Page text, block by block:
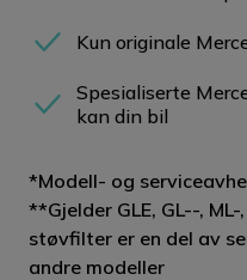
Kun originale
Spesialiserte
kan din bil
*Modell- og
**Gjelder GLE, GL--,
støvfilter er en del av
andre modeller